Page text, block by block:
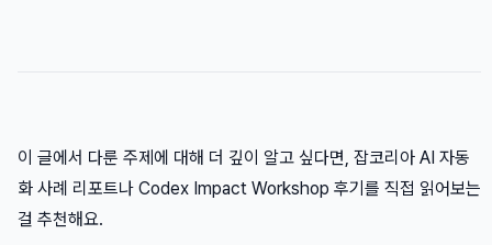
이 글에서 다룬 주제에 대해 더 깊이 알고 싶다면, 잡코리아 AI 자동
화 사례 리포트나 Codex Impact Workshop 후기를 직접 읽어보는
걸 추천해요.